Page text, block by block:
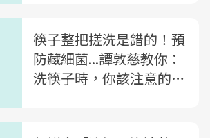
筷子整把搓洗是錯的！預
防藏細菌...譚敦慈教你：
洗筷子時，你該注意的5